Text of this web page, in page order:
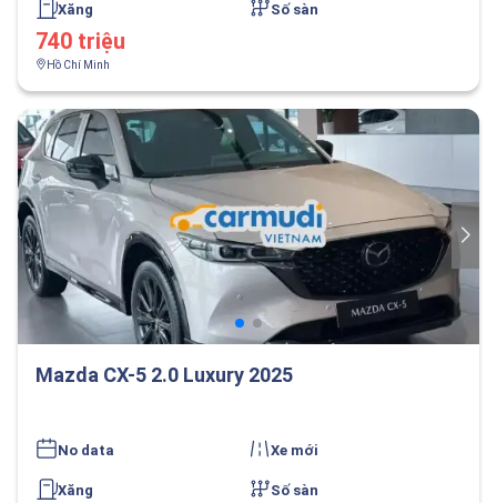
Xăng Số sàn
740 triệu
Hồ Chí Minh
Mazda CX-5 2.0 Luxury 2025
No data Xe mới
Xăng Số sàn